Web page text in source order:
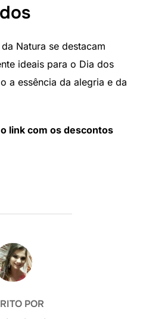
Natura se destacam
ideais para o Dia dos
a essência da alegria e da
link com os descontos
DO POST
POR